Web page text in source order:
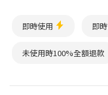
即時使用 即
未使用時100%全額退款